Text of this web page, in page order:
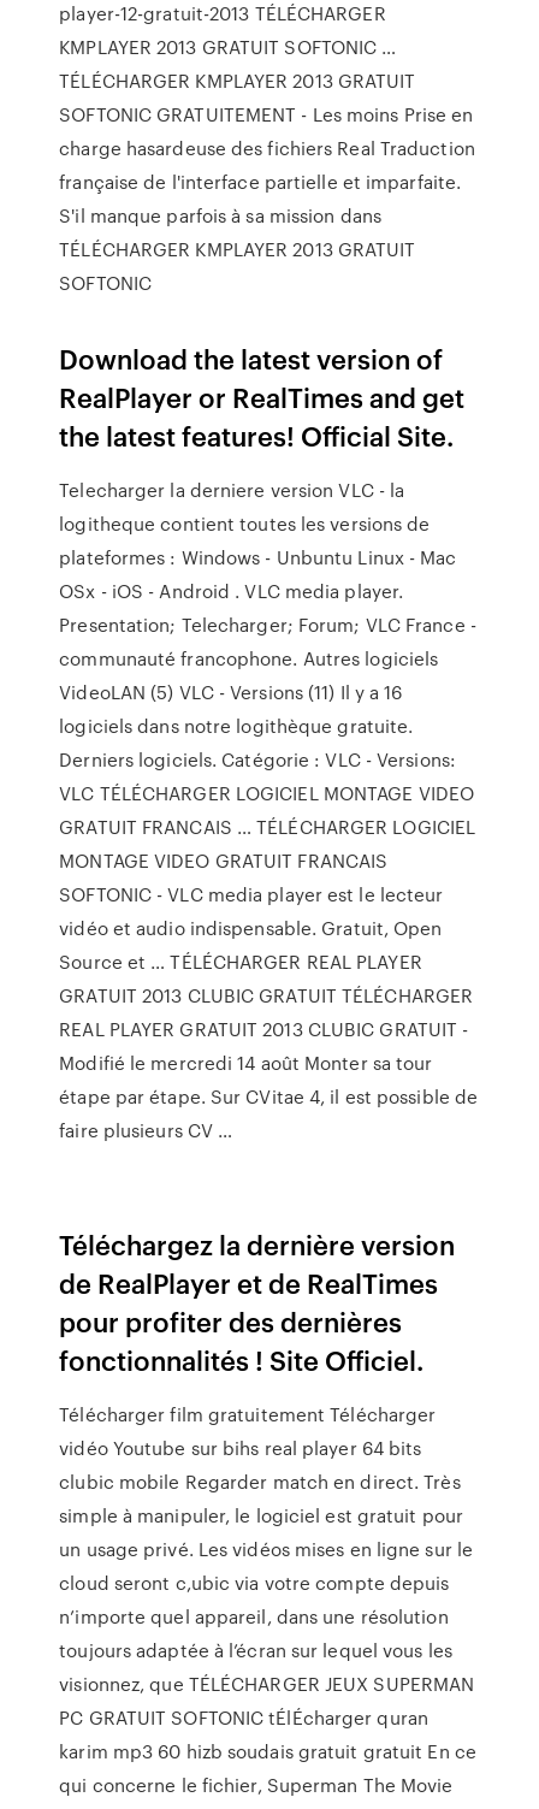
player-12-gratuit-2013 TÉLÉCHARGER
KMPLAYER 2013 GRATUIT SOFTONIC …
TÉLÉCHARGER KMPLAYER 2013 GRATUIT
SOFTONIC GRATUITEMENT - Les moins Prise en
charge hasardeuse des fichiers Real Traduction
française de l'interface partielle et imparfaite.
S'il manque parfois à sa mission dans
TÉLÉCHARGER KMPLAYER 2013 GRATUIT
SOFTONIC
Download the latest version of
RealPlayer or RealTimes and get
the latest features! Official Site.
Telecharger la derniere version VLC - la
logitheque contient toutes les versions de
plateformes : Windows - Unbuntu Linux - Mac
OSx - iOS - Android . VLC media player.
Presentation; Telecharger; Forum; VLC France -
communauté francophone. Autres logiciels
VideoLAN (5) VLC - Versions (11) Il y a 16
logiciels dans notre logithèque gratuite.
Derniers logiciels. Catégorie : VLC - Versions:
VLC TÉLÉCHARGER LOGICIEL MONTAGE VIDEO
GRATUIT FRANCAIS … TÉLÉCHARGER LOGICIEL
MONTAGE VIDEO GRATUIT FRANCAIS
SOFTONIC - VLC media player est le lecteur
vidéo et audio indispensable. Gratuit, Open
Source et … TÉLÉCHARGER REAL PLAYER
GRATUIT 2013 CLUBIC GRATUIT TÉLÉCHARGER
REAL PLAYER GRATUIT 2013 CLUBIC GRATUIT -
Modifié le mercredi 14 août Monter sa tour
étape par étape. Sur CVitae 4, il est possible de
faire plusieurs CV …
Téléchargez la dernière version
de RealPlayer et de RealTimes
pour profiter des dernières
fonctionnalités ! Site Officiel.
Télécharger film gratuitement Télécharger
vidéo Youtube sur bihs real player 64 bits
clubic mobile Regarder match en direct. Très
simple à manipuler, le logiciel est gratuit pour
un usage privé. Les vidéos mises en ligne sur le
cloud seront c,ubic via votre compte depuis
n’importe quel appareil, dans une résolution
toujours adaptée à l’écran sur lequel vous les
visionnez, que TÉLÉCHARGER JEUX SUPERMAN
PC GRATUIT SOFTONIC tÉlÉcharger quran
karim mp3 60 hizb soudais gratuit gratuit En ce
qui concerne le fichier, Superman The Movie